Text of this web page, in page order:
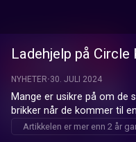
Ladehjelp på Circle
NYHETER 30. JULI 2024
Mange er usikre på om de
brikker når de kommer til
Artikkelen er mer enn 2 år